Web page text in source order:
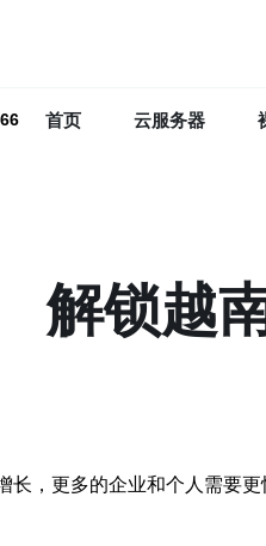
首页 云服务器
解锁越
长，更多的企业和个人需要